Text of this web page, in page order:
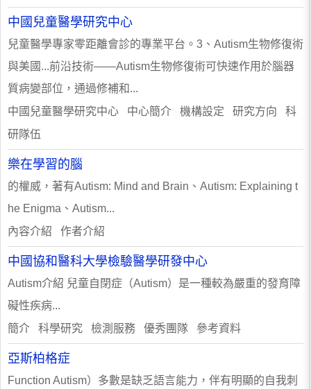
中國兒童醫學研究中心
兒童醫學專家零距離會診的專業平台。3、Autism生物修復術
與美國...前沿技術——Autism生物修復術可快速作用於腦器
質病變部位，通過修補和...
中國兒童醫學研究中心 中心簡介 機構設定 研究方向 科
研隊伍
樂在學習的腦
的權威，著有Autism: Mind and Brain、Autism: Explaining t
he Enigma、Autism...
內容介紹 作者介紹
中國協和醫科大學檢驗醫學研發中心
Autism介紹 兒童自閉症（Autism）是一種較為嚴重的發育障
礙性疾病...
簡介 科學研究 檢測服務 優秀團隊 參考資料
亞斯柏格症
Function Autism）多數是缺乏語言能力，伴有明顯的自我刺